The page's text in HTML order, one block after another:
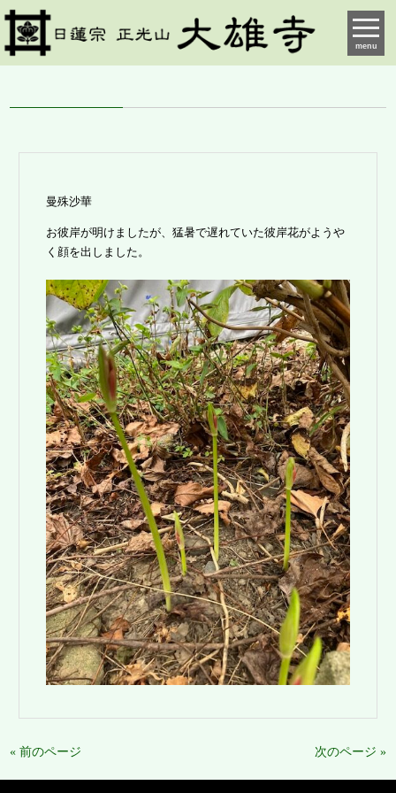
menu
曼殊沙華
お彼岸が明けましたが、猛暑で遅れていた彼岸花がようや
く顔を出しました。
« 前のページ 次のページ »